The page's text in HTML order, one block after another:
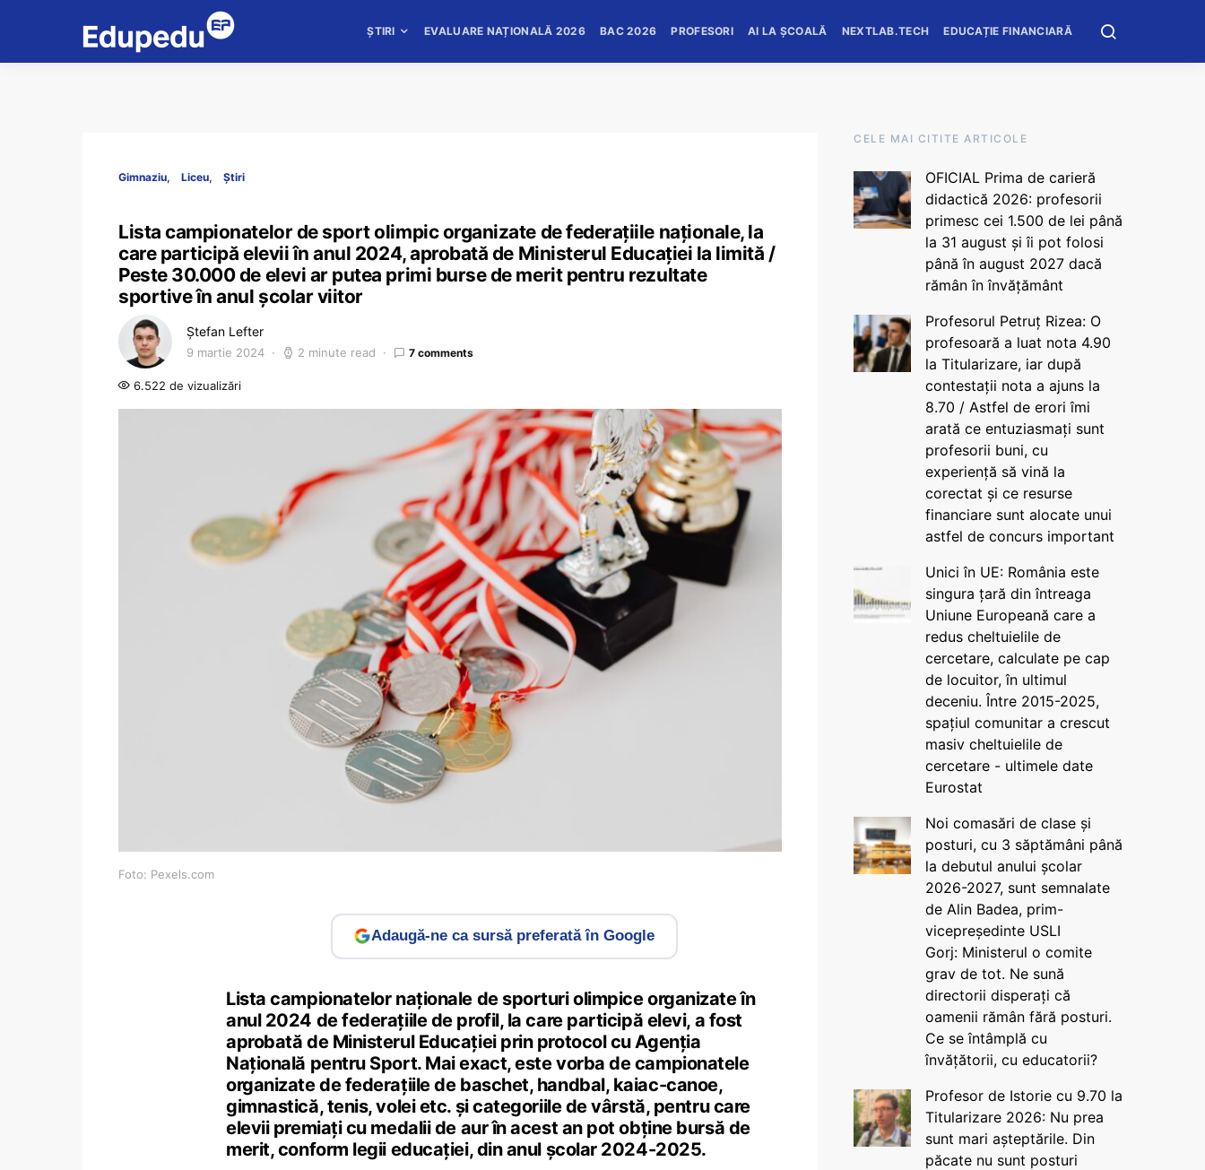
ȘTIRI EVALUARE NAȚIONALĂ 2026 BAC 2026 PROFESORI AI LA ȘCOALĂ NEXTLAB.TECH EDUCAȚIE FINANCIARĂ
Gimnaziu Liceu Știri
Lista campionatelor de sport olimpic organizate de federațiile naționale, la
care participă elevii în anul 2024, aprobată de Ministerul Educației la limită /
Peste 30.000 de elevi ar putea primi burse de merit pentru rezultate
sportive în anul școlar viitor
Ștefan Lefter
9 martie 2024 2 minute read 7 comments
6.522 de vizualizări
Foto: Pexels.com
Adaugă-ne ca sursă preferată în Google
Lista campionatelor naționale de sporturi olimpice organizate în
anul 2024 de federațiile de profil, la care participă elevi, a fost
aprobată de Ministerul Educației prin protocol cu Agenția
Națională pentru Sport. Mai exact, este vorba de campionatele
organizate de federațiile de baschet, handbal, kaiac-canoe,
gimnastică, tenis, volei etc. și categoriile de vârstă, pentru care
elevii premiați cu medalii de aur în acest an pot obține bursă de
merit, conform legii educației, din anul școlar 2024-2025.
CELE MAI CITITE ARTICOLE
OFICIAL Prima de carieră
didactică 2026: profesorii
primesc cei 1.500 de lei până
la 31 august și îi pot folosi
până în august 2027 dacă
rămân în învățământ
Profesorul Petruț Rizea: O
profesoară a luat nota 4.90
la Titularizare, iar după
contestații nota a ajuns la
8.70 / Astfel de erori îmi
arată ce entuziasmați sunt
profesorii buni, cu
experiență să vină la
corectat și ce resurse
financiare sunt alocate unui
astfel de concurs important
Unici în UE: România este
singura țară din întreaga
Uniune Europeană care a
redus cheltuielile de
cercetare, calculate pe cap
de locuitor, în ultimul
deceniu. Între 2015-2025,
spațiul comunitar a crescut
masiv cheltuielile de
cercetare - ultimele date
Eurostat
Noi comasări de clase și
posturi, cu 3 săptămâni până
la debutul anului școlar
2026-2027, sunt semnalate
de Alin Badea, prim-
vicepreședinte USLI
Gorj: Ministerul o comite
grav de tot. Ne sună
directorii disperați că
oamenii rămân fără posturi.
Ce se întâmplă cu
învățătorii, cu educatorii?
Profesor de Istorie cu 9.70 la
Titularizare 2026: Nu prea
sunt mari așteptările. Din
păcate nu sunt posturi